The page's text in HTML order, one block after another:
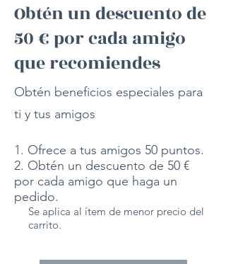
Obtén un descuento de
50 € por cada amigo
que recomiendes
Obtén beneficios especiales para
ti y tus amigos
Ofrece a tus amigos 50 puntos.
Obtén un descuento de 50 €
por cada amigo que haga un
pedido.
Se aplica al ítem de menor precio del
carrito.